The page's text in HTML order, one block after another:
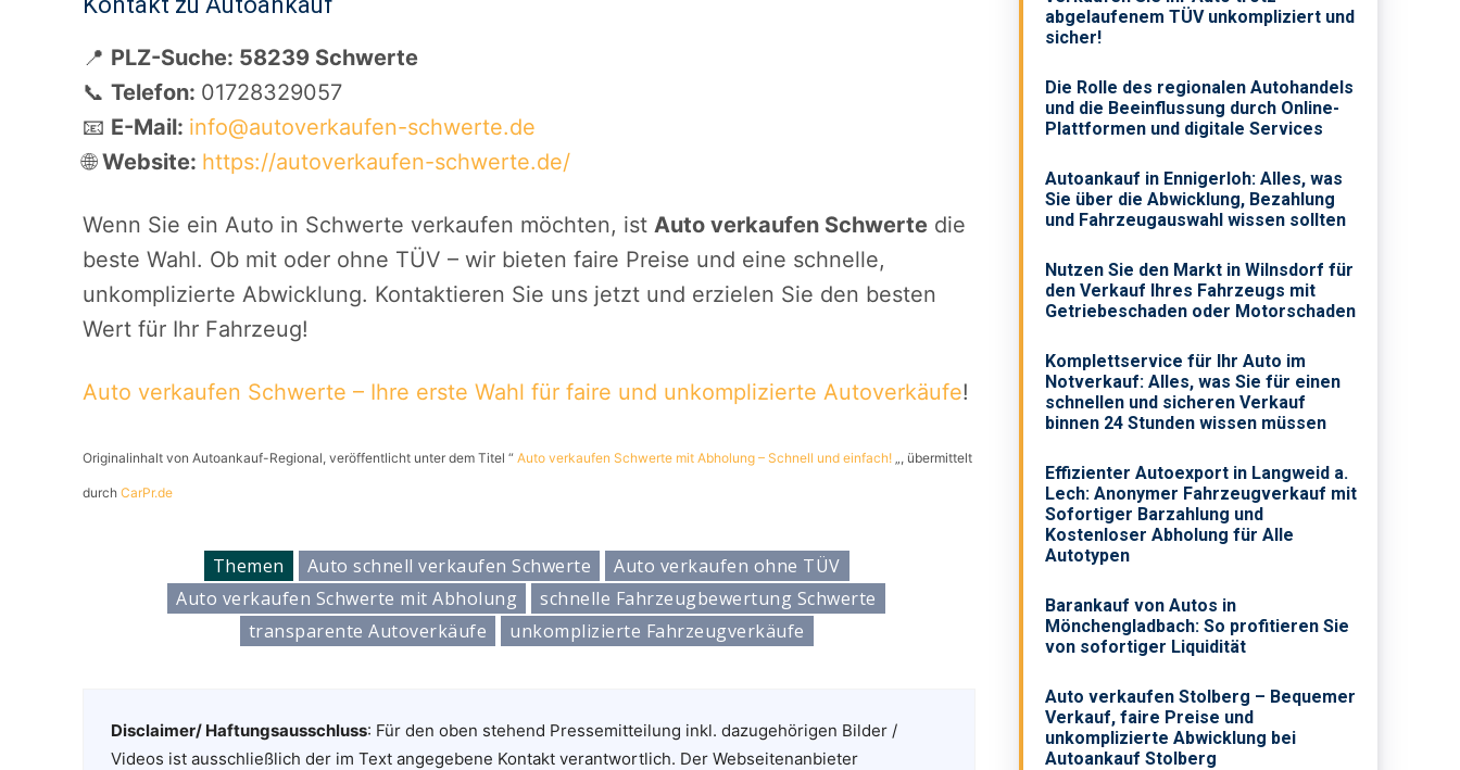
📍 PLZ-Suche: 58239 Schwerte
📞 Telefon: 01728329057
📧 E-Mail: info@autoverkaufen-schwerte.de
🌐Website: https://autoverkaufen-schwerte.de/
Wenn Sie ein Auto in Schwerte verkaufen möchten, ist Auto verkaufen Schwerte die
beste Wahl. Ob mit oder ohne TÜV – wir bieten faire Preise und eine schnelle,
unkomplizierte Abwicklung. Kontaktieren Sie uns jetzt und erzielen Sie den besten
Wert für Ihr Fahrzeug!
Auto verkaufen Schwerte – Ihre erste Wahl für faire und unkomplizierte Autoverkäufe!
Originalinhalt von Autoankauf-Regional, veröffentlicht unter dem Titel “ Auto verkaufen Schwerte mit Abholung – Schnell und einfach! „, übermittelt
durch CarPr.de
Themen Auto schnell verkaufen Schwerte
Auto verkaufen ohne TÜV
Auto verkaufen Schwerte mit Abholung
schnelle Fahrzeugbewertung Schwerte
transparente Autoverkäufe
unkomplizierte Fahrzeugverkäufe
Disclaimer/ Haftungsausschluss: Für den oben stehend Pressemitteilung inkl. dazugehörigen Bilder /
Videos ist ausschließlich der im Text angegebene Kontakt verantwortlich. Der Webseitenanbieter
abgelaufenem TÜV unkompliziert und
sicher!
Die Rolle des regionalen Autohandels
und die Beeinflussung durch Online-
Plattformen und digitale Services
Autoankauf in Ennigerloh: Alles, was
Sie über die Abwicklung, Bezahlung
und Fahrzeugauswahl wissen sollten
Nutzen Sie den Markt in Wilnsdorf für
den Verkauf Ihres Fahrzeugs mit
Getriebeschaden oder Motorschaden
Komplettservice für Ihr Auto im
Notverkauf: Alles, was Sie für einen
schnellen und sicheren Verkauf
binnen 24 Stunden wissen müssen
Effizienter Autoexport in Langweid a.
Lech: Anonymer Fahrzeugverkauf mit
Sofortiger Barzahlung und
Kostenloser Abholung für Alle
Autotypen
Barankauf von Autos in
Mönchengladbach: So profitieren Sie
von sofortiger Liquidität
Auto verkaufen Stolberg – Bequemer
Verkauf, faire Preise und
unkomplizierte Abwicklung bei
Autoankauf Stolberg